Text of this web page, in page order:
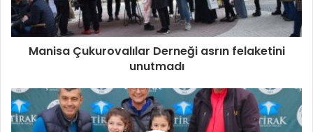
Manisa Çukurovalılar Derneği asrın felaketini
unutmadı